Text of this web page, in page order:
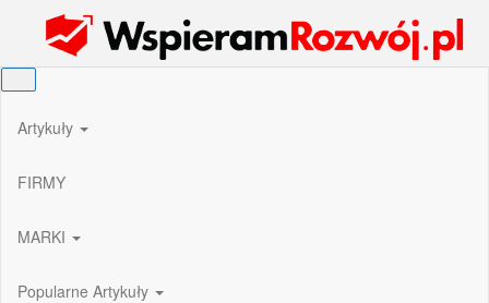
Wspieram Rozwój PL
Artykuły
FIRMY
MARKI
Popularne Artykuły